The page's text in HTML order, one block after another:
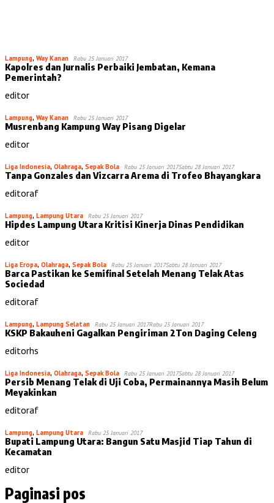
Lampung, Way Kanan Rabu 25 Januari 2017
Kapolres dan Jurnalis Perbaiki Jembatan, Kemana
Pemerintah?
editor
Lampung, Way Kanan Rabu 25 Januari 2017
Musrenbang Kampung Way Pisang Digelar
editor
Liga Indonesia, Olahraga, Sepak Bola Rabu 25 Januari 2017Sabtu 28 Januari 2017
Tanpa Gonzales dan Vizcarra Arema di Trofeo Bhayangkara
editoraf
Lampung, Lampung Utara Rabu 25 Januari 2017
Hipdes Lampung Utara Kritisi Kinerja Dinas Pendidikan
editor
Liga Eropa, Olahraga, Sepak Bola Rabu 25 Januari 2017Sabtu 28 Januari 2017
Barca Pastikan ke Semifinal Setelah Menang Telak Atas
Sociedad
editoraf
Lampung, Lampung Selatan Rabu 25 Januari 2017Rabu 25 Januari 2017
KSKP Bakauheni Gagalkan Pengiriman 2Ton Daging Celeng
editorhs
Liga Indonesia, Olahraga, Sepak Bola Rabu 25 Januari 2017Sabtu 28 Januari 2017
Persib Menang Telak di Uji Coba, Permainannya Masih Belum
Meyakinkan
editoraf
Lampung, Lampung Utara Rabu 25 Januari 2017
Bupati Lampung Utara: Bangun Satu Masjid Tiap Tahun di
Kecamatan
editor
Paginasi pos